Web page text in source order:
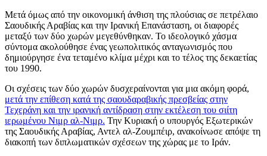
Μετά όμως από την οικονομική άνθιση της πλούσιας σε πετρέλαιο
Σαουδικής Αραβίας και την Ιρανική Επανάσταση, οι διαφορές
μεταξύ των δύο χωρών μεγεθύνθηκαν. Το ιδεολογικό χάσμα
σύντομα ακολούθησε ένας γεωπολιτικός ανταγωνισμός που
δημιούργησε ένα τεταμένο κλίμα μέχρι και το τέλος της δεκαετίας
του 1990.
Οι σχέσεις των δύο χωρών δυσχεραίνονται για μια ακόμη φορά,
μετά την επίθεση κατά της σαουδαραβικής πρεσβείας στην
Τεχεράνη και την ιρανική αντίδραση στην εκτέλεση του σιίτη
ιερωμένου Νιμρ αλ-Νιμρ. Την Κυριακή ο υπουργός Εξωτερικών
της Σαουδικής Αραβίας, Αντελ αλ-Ζουμπέιρ, ανακοίνωσε απόψε τη
διακοπή των διπλωματικών σχέσεων της χώρας με το Ιράν.